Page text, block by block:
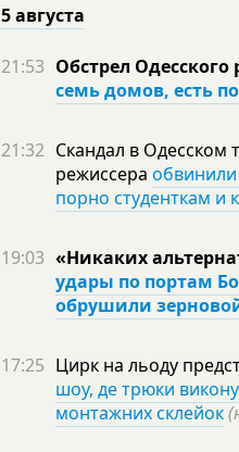
5 августа
21:53 Обстрел Одесского
семь домов, есть
21:32 Скандал в Одесском
режиссера
порно студенткам и
19:03 «Никаких
удары по портам
обрушили
17:25 Цирк на льоду
шоу, де трюки
монтажних склейок